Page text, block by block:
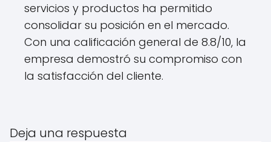
servicios y productos ha permitido
consolidar su posición en el mercado.
Con una calificación general de 8.8/10, la
empresa demostró su compromiso con
la satisfacción del cliente.
Deja una respuesta